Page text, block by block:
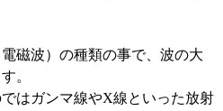
磁波）の種類の事で、波の大
。
はガンマ線やX線といった放射